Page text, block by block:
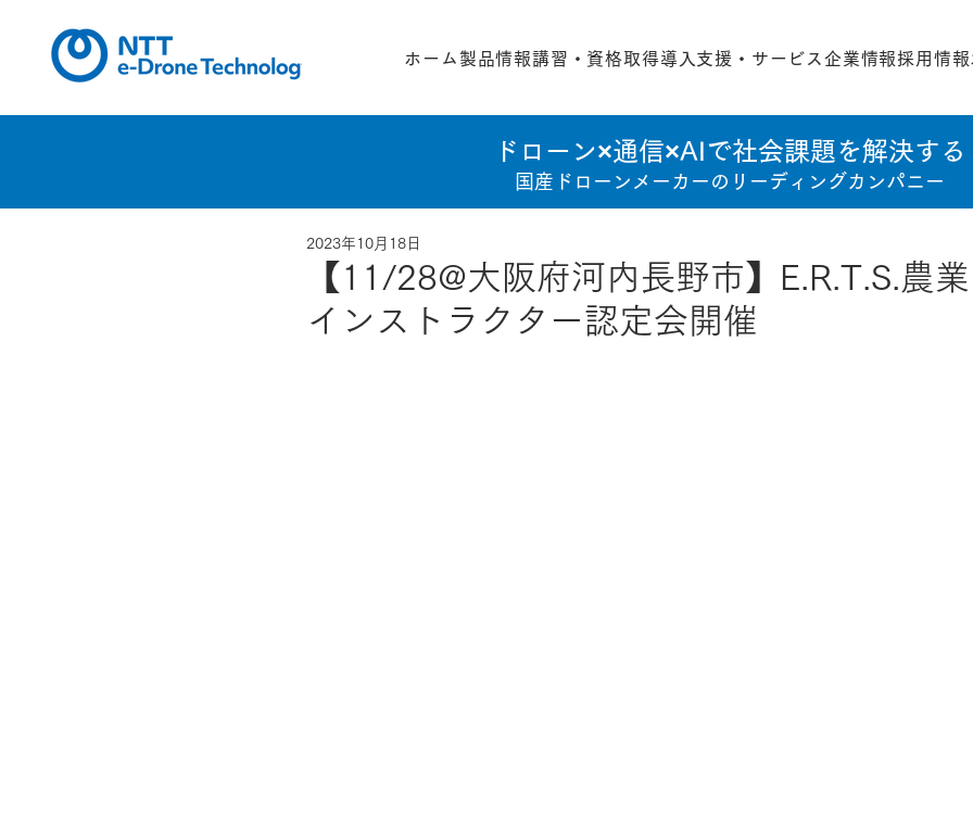
ホーム 製品情報講習・資格取得導入支援・サービス 企業情報採用情報
ドローン×通信×AIで社会課題を解決する
国産ドローンメーカーのリーディングカンパニー
【11/28@大阪府河内長野市】E.R.T.S.農
インストラクター認定会開催
2023年10月18日